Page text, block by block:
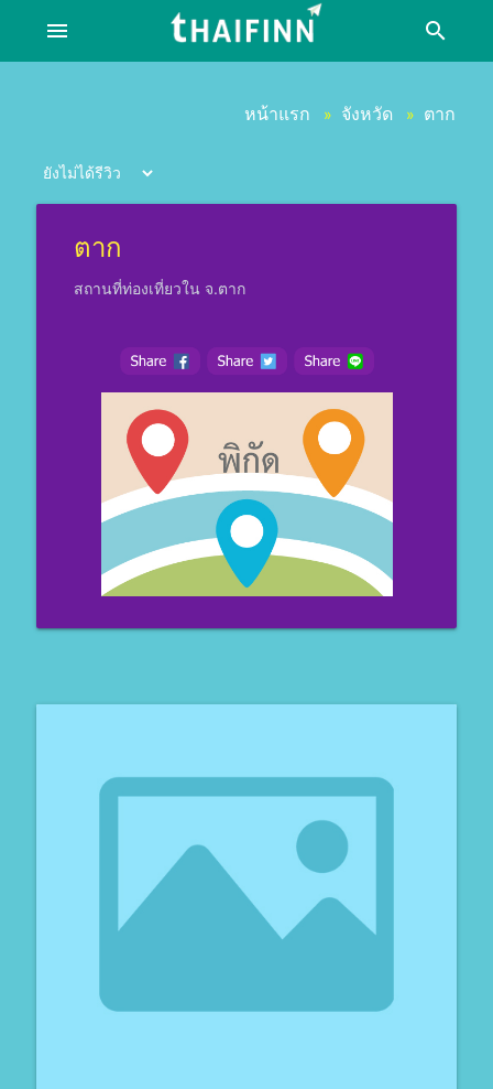
menu search
หน้าแรก » จังหวัด » ตาก
ตาก
สถานที่ท่องเที่ยวใน จ.ตาก